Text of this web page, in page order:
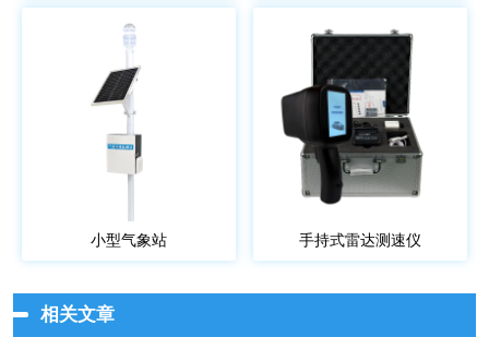
小型气象站 手持式雷达测速仪
相关文章